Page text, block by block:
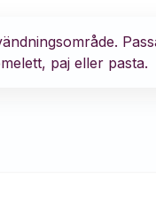
paj eller pasta.